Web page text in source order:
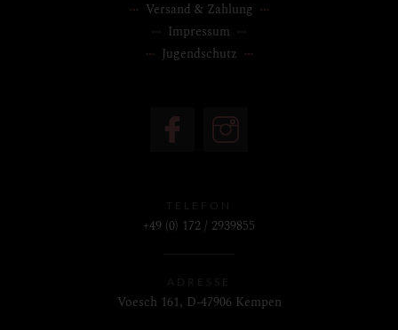
Versand & Zahlung
Impressum
Jugendschutz
TELEFON
+49 (0) 172 / 2939855
Voesch 161, D-47906 Kempen